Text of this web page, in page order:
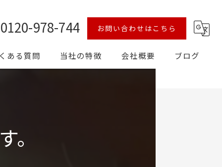
0120-978-744 お問い合わせはこちら
ある質問 当社の特徴 会社概要 ブログ